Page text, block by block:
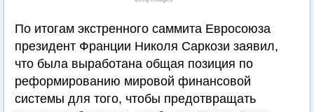
По итогам экстренного саммита Евросоюза
президент Франции Николя Саркози заявил,
что была выработана общая позиция по
реформированию мировой финансовой
системы для того, чтобы предотвращать